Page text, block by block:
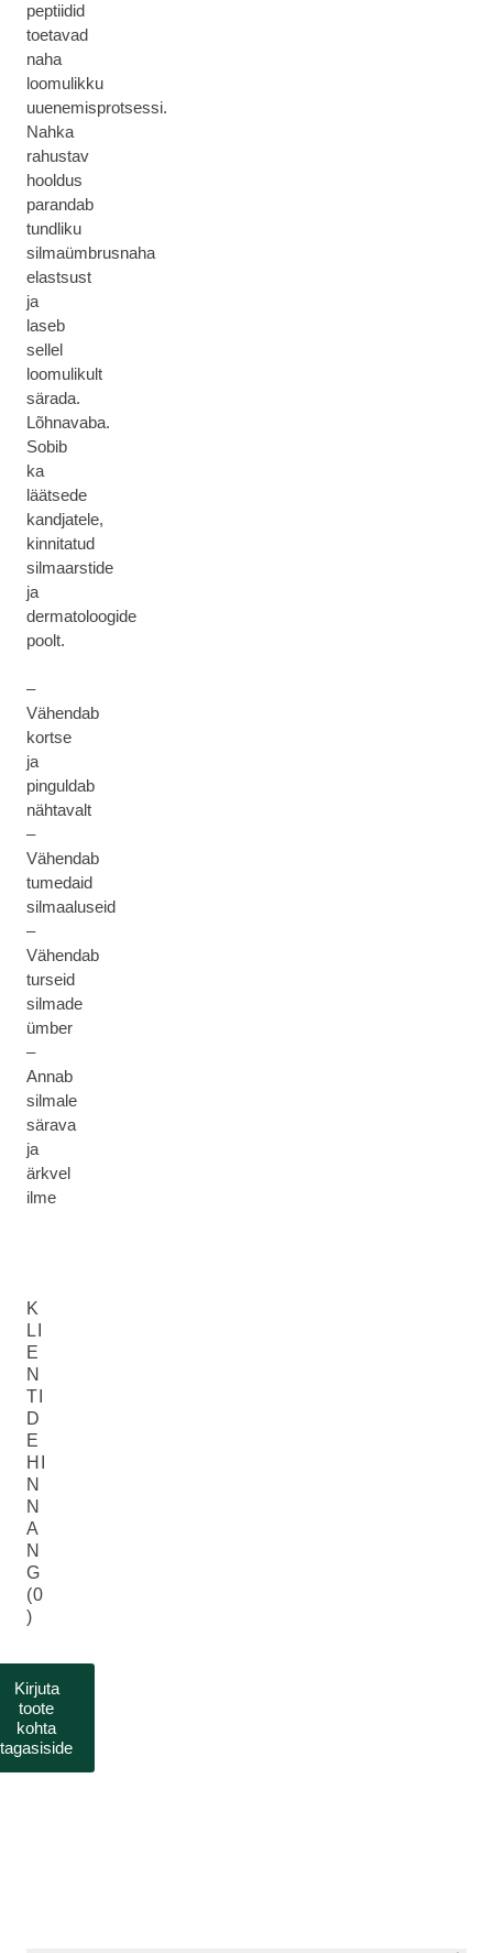
peptiidid
toetavad
naha
loomulikku
uuenemisprotsessi.
Nahka
rahustav
hooldus
parandab
tundliku
silmaümbrusnaha
elastsust
ja
laseb
sellel
loomulikult
särada.
Lõhnavaba.
Sobib
ka
läätsede
kandjatele,
kinnitatud
silmaarstide
ja
dermatoloogide
poolt.
–
Vähendab
kortse
ja
pinguldab
nähtavalt
–
Vähendab
tumedaid
silmaaluseid
–
Vähendab
turseid
silmade
ümber
–
Annab
silmale
särava
ja
ärkvel
ilme
K
LI
E
N
TI
D
E
HI
N
N
A
N
G
(0
)
Kirjuta
toote
kohta
tagasiside